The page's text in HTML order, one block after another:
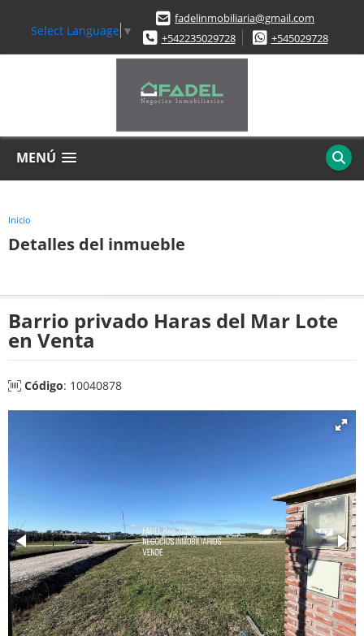
Select Language ▼
fadelinmobiliaria@gmail.com
+542235029728
+545029728
MENÚ
Inicio
Detalles del inmueble
Barrio privado Haras del Mar Lote
en Venta
Código: 10040878